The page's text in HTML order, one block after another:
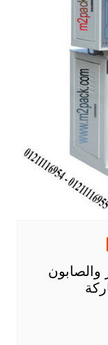
والصابون
موديل 505 ماركة